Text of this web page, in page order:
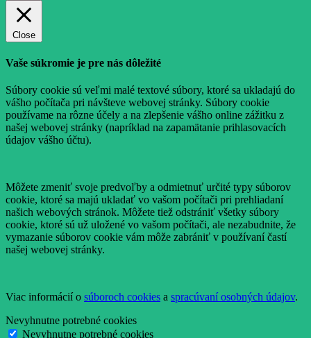
Close
Vaše súkromie je pre nás dôležité
Súbory cookie sú veľmi malé textové súbory, ktoré sa ukladajú do
vášho počítača pri návšteve webovej stránky. Súbory cookie
používame na rôzne účely a na zlepšenie vášho online zážitku z
našej webovej stránky (napríklad na zapamätanie prihlasovacích
údajov vášho účtu).
Môžete zmeniť svoje predvoľby a odmietnuť určité typy súborov
cookie, ktoré sa majú ukladať vo vašom počítači pri prehliadaní
našich webových stránok. Môžete tiež odstrániť všetky súbory
cookie, ktoré sú už uložené vo vašom počítači, ale nezabudnite, že
vymazanie súborov cookie vám môže zabrániť v používaní častí
našej webovej stránky.
Viac informácií o súboroch cookies a spracúvaní osobných údajov.
Nevyhnutne potrebné cookies
Nevyhnutne potrebné cookies